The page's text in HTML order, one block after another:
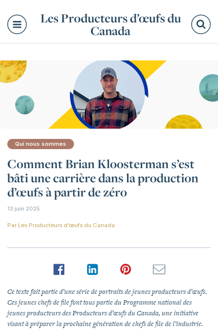
Les Producteurs d’œufs du
Canada
Qui nous sommes
Comment Brian Kloosterman s’est
bâti une carrière dans la production
d’œufs à partir de zéro
13 juin 2025
Par Les Producteurs d’œufs du Canada
Ce texte fait partie d’une série de portraits de jeunes producteurs d’œufs.
Ces jeunes chefs de file font tous partie du Programme national des
jeunes producteurs des Producteurs d’œufs du Canada, une initiative
visant à préparer la prochaine génération de chefs de file de l’industrie.